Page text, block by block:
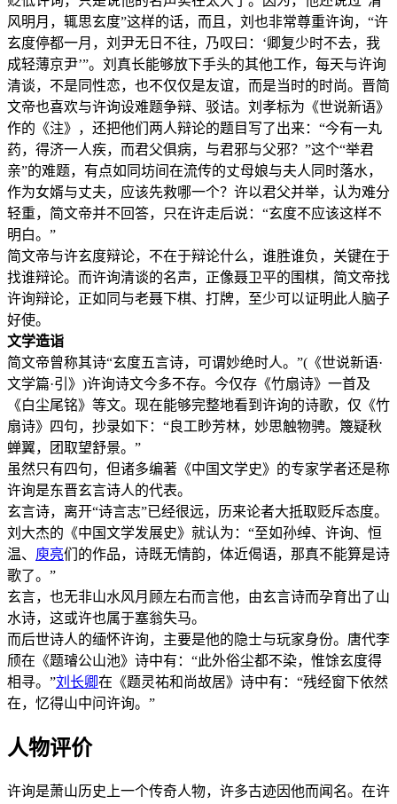
风明月，辄思玄度”这样的话，而且，刘也非常尊重许询，“许
玄度停都一月，刘尹无日不往，乃叹曰：‘卿复少时不去，我
成轻薄京尹’”。刘真长能够放下手头的其他工作，每天与许询
清谈，不是同性恋，也不仅仅是友谊，而是当时的时尚。晋简
文帝也喜欢与许询设难题争辩、驳诘。刘孝标为《世说新语》
作的《注》，还把他们两人辩论的题目写了出来：“今有一丸
药，得济一人疾，而君父俱病，与君邪与父邪？”这个“举君
亲”的难题，有点如同坊间在流传的丈母娘与夫人同时落水，
作为女婿与丈夫，应该先救哪一个？许以君父并举，认为难分
轻重，简文帝并不回答，只在许走后说：“玄度不应该这样不
明白。”
简文帝与许玄度辩论，不在于辩论什么，谁胜谁负，关键在于
找谁辩论。而许询清谈的名声，正像聂卫平的围棋，简文帝找
许询辩论，正如同与老聂下棋、打牌，至少可以证明此人脑子
好使。
文学造诣
简文帝曾称其诗“玄度五言诗，可谓妙绝时人。”(《世说新语·
文学篇·引》)许询诗文今多不存。今仅存《竹扇诗》一首及
《白尘尾铭》等文。现在能够完整地看到许询的诗歌，仅《竹
扇诗》四句，抄录如下：“良工眇芳林，妙思触物骋。篾疑秋
蝉翼，团取望舒景。”
虽然只有四句，但诸多编著《中国文学史》的专家学者还是称
许询是东晋玄言诗人的代表。
玄言诗，离开“诗言志”已经很远，历来论者大抵取贬斥态度。
刘大杰的《中国文学发展史》就认为：“至如孙绰、许询、恒
温、 庾亮们的作品，诗既无情韵，体近偈语，那真不能算是诗
歌了。”
玄言，也无非山水风月顾左右而言他，由玄言诗而孕育出了山
水诗，这或许也属于塞翁失马。
而后世诗人的缅怀许询，主要是他的隐士与玩家身份。唐代李
颀在《题璿公山池》诗中有：“此外俗尘都不染，惟馀玄度得
相寻。”刘长卿在《题灵祐和尚故居》诗中有：“残经窗下依然
在，忆得山中问许询。”
人物评价
许询是萧山历史上一个传奇人物，许多古迹因他而闻名。在许